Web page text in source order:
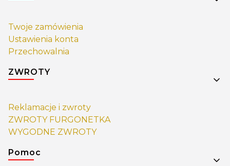
Twoje zamówienia
Ustawienia konta
Przechowalnia
ZWROTY
Reklamacje i zwroty
ZWROTY FURGONETKA
WYGODNE ZWROTY
Pomoc